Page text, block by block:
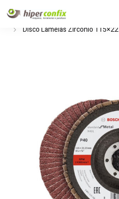
Início Loja Hipertintas
Disco Lamelas Zircónio 115×22